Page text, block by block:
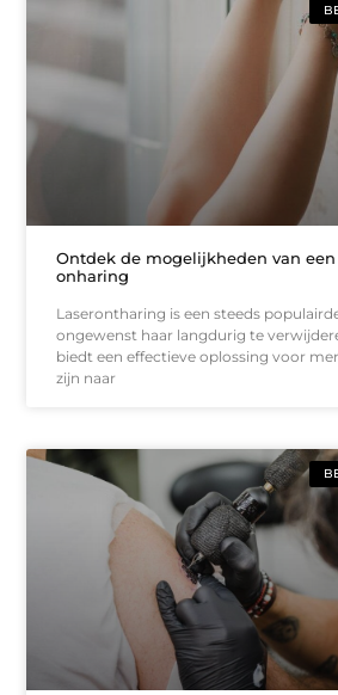
Ontdek de mogelijkheden van een
onharing
Laserontharing is een steeds
ongewenst haar langdurig te
biedt een effectieve oplossing voor
zijn naar